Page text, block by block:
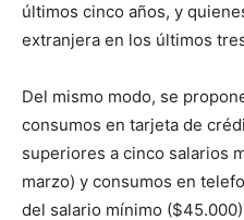
últimos cinco años, y
extranjera en los últimos
Del mismo modo, se
consumos en tarjeta de
superiores a cinco salarios
marzo) y consumos en
del salario mínimo ($45.000)